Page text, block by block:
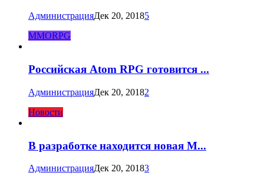
АдминистрацияДек 20, 20185
MMORPG
Российская Atom RPG готовится ...
АдминистрацияДек 20, 20182
Новости
В разработке находится новая M...
АдминистрацияДек 20, 20183